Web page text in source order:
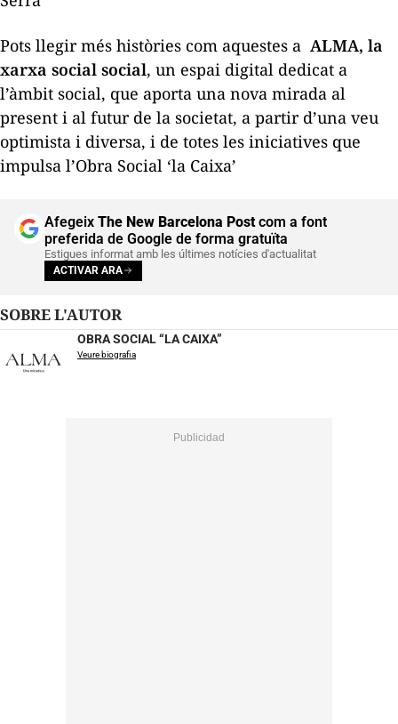
Pots llegir més històries com aquestes a ALMA, la
xarxa social social, un espai digital dedicat a
l’àmbit social, que aporta una nova mirada al
present i al futur de la societat, a partir d’una veu
optimista i diversa, i de totes les iniciatives que
impulsa l’Obra Social ‘la Caixa’
Afegeix The New Barcelona Postcom a font
preferida de Google de forma gratuïta
Estigues informat amb les últimes notícies d'actualitat
ACTIVAR ARA
SOBRE L'AUTOR
OBRA SOCIAL “LA CAIXA”
Veure biografia